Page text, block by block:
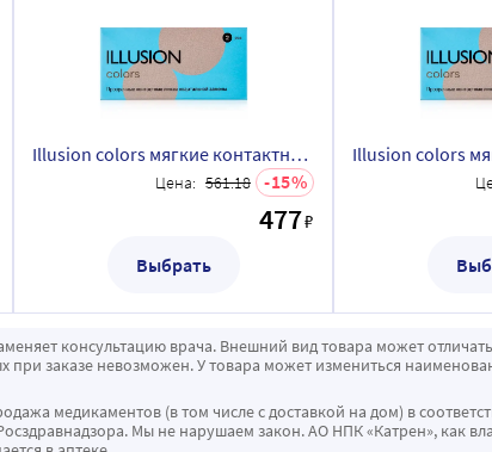
Illusion colors мягкие контактные линзы квартальной замены 2 шт./-7,00/
Цена: 561.18 15
477₽
Выбрать
консультацию врача. Внешний вид товара может
заказе невозможен. У товара может измениться
медикаментов (в том числе с доставкой на дом) в
Мы не нарушаем закон. АО НПК «Катрен», как